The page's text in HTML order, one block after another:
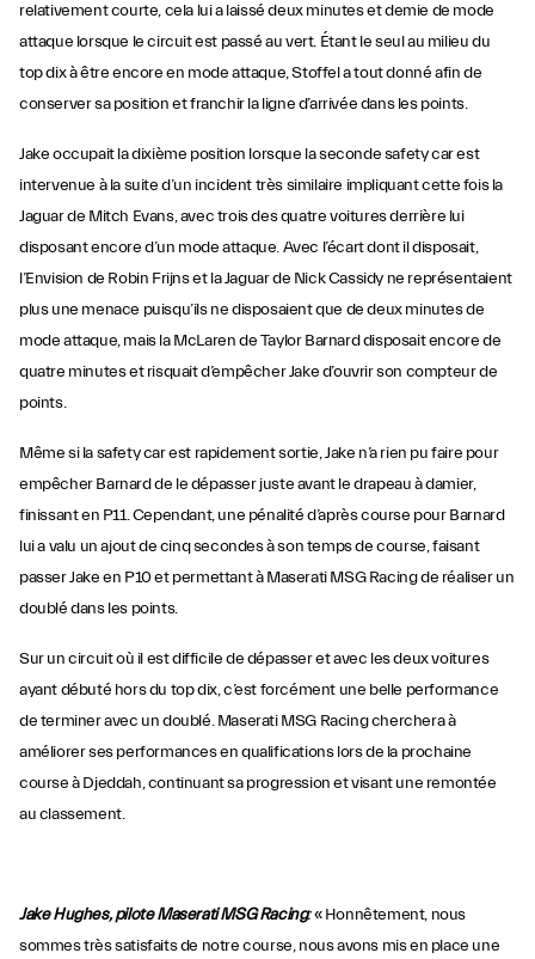
relativement courte, cela lui a laissé deux minutes et demie de mode
attaque lorsque le circuit est passé au vert. Étant le seul au milieu du
top dix à être encore en mode attaque, Stoffel a tout donné afin de
conserver sa position et franchir la ligne d’arrivée dans les points.
Jake occupait la dixième position lorsque la seconde safety car est
intervenue à la suite d’un incident très similaire impliquant cette fois la
Jaguar de Mitch Evans, avec trois des quatre voitures derrière lui
disposant encore d’un mode attaque. Avec l’écart dont il disposait,
l’Envision de Robin Frijns et la Jaguar de Nick Cassidy ne représentaient
plus une menace puisqu’ils ne disposaient que de deux minutes de
mode attaque, mais la McLaren de Taylor Barnard disposait encore de
quatre minutes et risquait d’empêcher Jake d’ouvrir son compteur de
points.
Même si la safety car est rapidement sortie, Jake n’a rien pu faire pour
empêcher Barnard de le dépasser juste avant le drapeau à damier,
finissant en P11. Cependant, une pénalité d’après course pour Barnard
lui a valu un ajout de cinq secondes à son temps de course, faisant
passer Jake en P10 et permettant à Maserati MSG Racing de réaliser un
doublé dans les points.
Sur un circuit où il est difficile de dépasser et avec les deux voitures
ayant débuté hors du top dix, c’est forcément une belle performance
de terminer avec un doublé. Maserati MSG Racing cherchera à
améliorer ses performances en qualifications lors de la prochaine
course à Djeddah, continuant sa progression et visant une remontée
au classement.
Jake Hughes, pilote Maserati MSG Racing:« Honnêtement, nous
sommes très satisfaits de notre course, nous avons mis en place une